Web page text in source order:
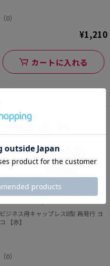
（0）
¥1,210
カートに入れる
ビジネス用キャップレスB型 再発行 ヨ
コ 【赤】
（0）